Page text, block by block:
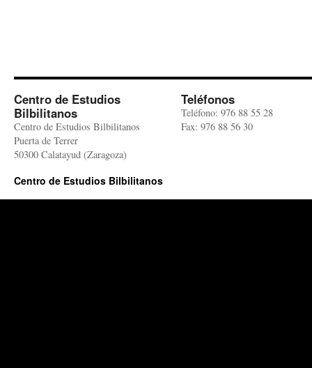
Centro de Estudios
Bilbilitanos
Centro de Estudios Bilbilitanos
Puerta de Terrer
50300 Calatayud (Zaragoza)
Teléfonos
Teléfono: 976 88 55 28
Fax: 976 88 56 30
Centro de Estudios Bilbilitanos